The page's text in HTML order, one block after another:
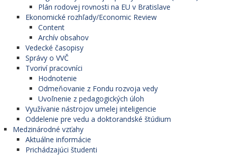
Plán rodovej rovnosti na EU v Bratislave
Ekonomické rozhľady/Economic Review
Content
Archív obsahov
Vedecké časopisy
Správy o VVČ
Tvoriví pracovníci
Hodnotenie
Odmeňovanie z Fondu rozvoja vedy
Uvoľnenie z pedagogických úloh
Využívanie nástrojov umelej inteligencie
Oddelenie pre vedu a doktorandské štúdium
Medzinárodné vzťahy
Aktuálne informácie
Prichádzajúci študenti